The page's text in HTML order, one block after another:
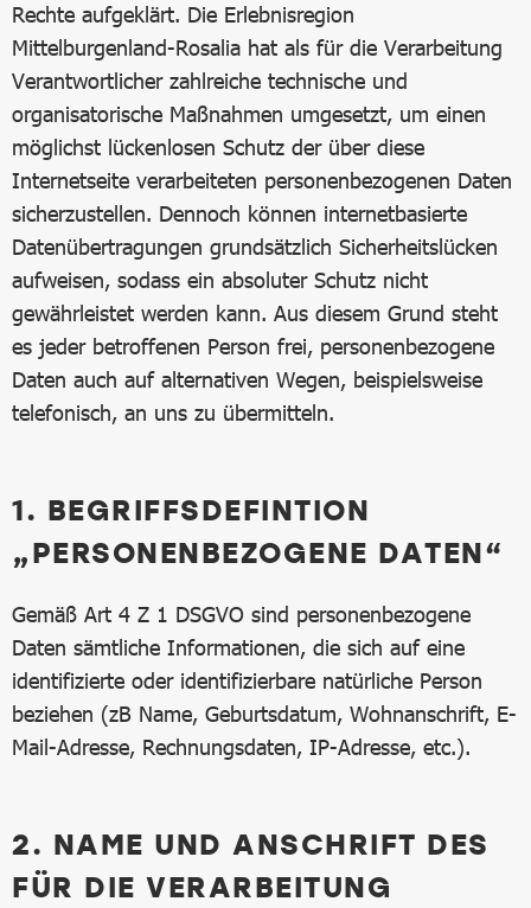
Rechte aufgeklärt. Die Erlebnisregion
Mittelburgenland-Rosalia hat als für die Verarbeitung
Verantwortlicher zahlreiche technische und
organisatorische Maßnahmen umgesetzt, um einen
möglichst lückenlosen Schutz der über diese
Internetseite verarbeiteten personenbezogenen Daten
sicherzustellen. Dennoch können internetbasierte
Datenübertragungen grundsätzlich Sicherheitslücken
aufweisen, sodass ein absoluter Schutz nicht
gewährleistet werden kann. Aus diesem Grund steht
es jeder betroffenen Person frei, personenbezogene
Daten auch auf alternativen Wegen, beispielsweise
telefonisch, an uns zu übermitteln.
1. BEGRIFFSDEFINTION
„PERSONENBEZOGENE DATEN“
Gemäß Art 4 Z 1 DSGVO sind personenbezogene
Daten sämtliche Informationen, die sich auf eine
identifizierte oder identifizierbare natürliche Person
beziehen (zB Name, Geburtsdatum, Wohnanschrift, E-
Mail-Adresse, Rechnungsdaten, IP-Adresse, etc.).
2. NAME UND ANSCHRIFT DES
FÜR DIE VERARBEITUNG